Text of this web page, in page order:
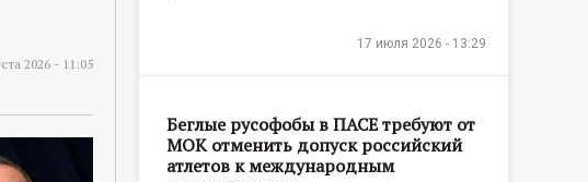
2026 - 11:05
17 июля 2026 - 13:29
Беглые русофобы в ПАСЕ требуют от
МОК отменить допуск российский
атлетов к международным